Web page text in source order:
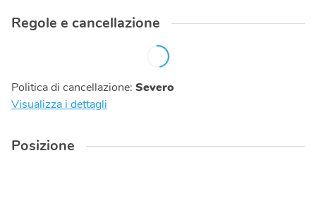
Regole e cancellazione
Politica di cancellazione: Severo
Visualizza i dettagli
Posizione